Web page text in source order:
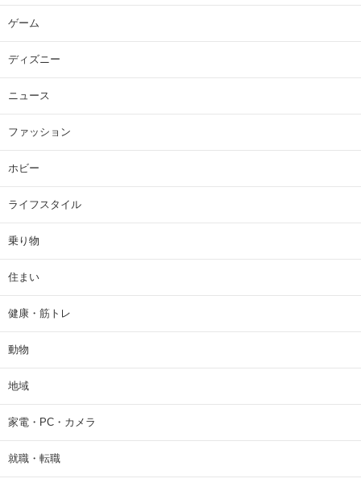
ゲーム
ディズニー
ニュース
ファッション
ホビー
ライフスタイル
乗り物
住まい
健康・筋トレ
動物
地域
家電・PC・カメラ
就職・転職